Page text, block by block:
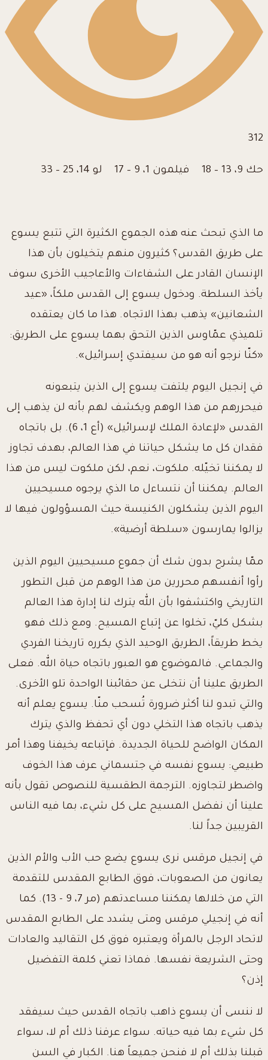
312
حك 9، 13 – 18 فيلمون 1، 9 – 17 لو 14، 25 – 33
ما الذي تبحث عنه هذه الجموع الكثيرة التي تتبع يسوع
على طريق القدس؟ كثيرون منهم يتخيلون بأن هذا
الإنسان القادر على الشفاءات والأعاجيب الأخرى سوف
يأخذ السلطة. ودخول يسوع إلى القدس ملكاً، «عيد
الشعانين» يذهب بهذا الاتجاه. هذا ما كان يعتقده
تلميذي عمّاوس الذين التحق بهما يسوع على الطريق:
«كنّا نرجو أنه هو من سيفتدي إسرائيل».
في إنجيل اليوم يلتفت يسوع إلى الذين يتبعونه
فيحررهم من هذا الوهم ويكشف لهم بأنه لن يذهب إلى
القدس «لإعادة الملك لإسرائيل» (أع 1، 6). بل باتجاه
فقدان كل ما يشكل حياتنا في هذا العالم، بهدف تجاوز
لا يمكننا تخيّله. ملكوت، نعم، لكن ملكوت ليس من هذا
العالم. يمكننا أن نتساءل ما الذي يرجوه مسيحيين
اليوم الذين يشكلون الكنيسة حيث المسؤولون فيها لا
يزالوا يمارسون «سلطة أرضية».
ممّا يشرح بدون شك أن جموع مسيحيين اليوم الذين
رأوا أنفسهم محررين من هذا الوهم من قبل التطور
التاريخي واكتشفوا بأن الله يترك لنا إدارة هذا العالم
بشكل كليّ، تخلوا عن إتباع المسيح. ومع ذلك فهو
يخط طريقاً، الطريق الوحيد الذي يكرره تاريخنا الفردي
والجماعي. فالموضوع هو العبور باتجاه حياة الله. فعلى
الطريق علينا أن نتخلى عن حقائبنا الواحدة تلو الأخرى.
والتي تبدو لنا أكثر ضرورة تُسحب منّا. يسوع يعلم أنه
يذهب باتجاه هذا التخلي دون أي تحفظ والذي يترك
المكان الواضح للحياة الجديدة. فإتباعه يخيفنا وهذا أمر
طبيعي: يسوع نفسه في جتسماني عرف هذا الخوف
واضطر لتجاوزه. الترجمة الطقسية للنصوص تقول بأنه
علينا أن نفضل المسيح على كل شيء، بما فيه الناس
القريبين جداً لنا.
في إنجيل مرقس نرى يسوع يضع حب الأب والأم الذين
يعانون من الصعوبات، فوق الطابع المقدس للتقدمة
التي من خلالها يمكننا مساعدتهم (مر 7، 9 - 13). كما
أنه في إنجيلي مرقس ومتى يشدد على الطابع المقدس
لاتحاد الرجل بالمرأة ويعتبره فوق كل التقاليد والعادات
وحتى الشريعة نفسها. فماذا تعني كلمة التفضيل
إذن؟
لا ننسى أن يسوع ذاهب باتجاه القدس حيث سيفقد
كل شيء بما فيه حياته. سواء عرفنا ذلك أم لا، سواء
قبلنا بذلك أم لا فنحن جميعاً هنا. الكبار في السن